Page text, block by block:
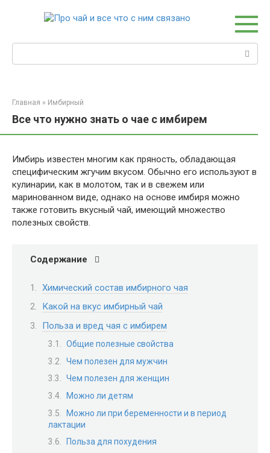
Поиск:
Главная » Имбирный
Все что нужно знать о чае с имбирем
Имбирь известен многим как пряность, обладающая
специфическим жгучим вкусом. Обычно его используют в
кулинарии, как в молотом, так и в свежем или
маринованном виде, однако на основе имбиря можно
также готовить вкусный чай, имеющий множество
полезных свойств.
Содержание
Химический состав имбирного чая
Какой на вкус имбирный чай
Польза и вред чая с имбирем
Общие полезные свойства
Чем полезен для мужчин
Чем полезен для женщин
Можно ли детям
Можно ли при беременности и в период
лактации
Польза для похудения